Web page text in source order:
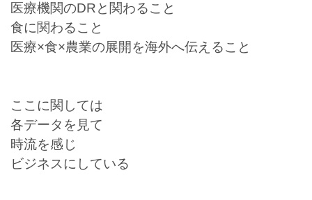
医療機関のDRと関わること
食に関わること
医療×食×農業の展開を海外へ伝えること
ここに関しては
各データを見て
時流を感じ
ビジネスにしている